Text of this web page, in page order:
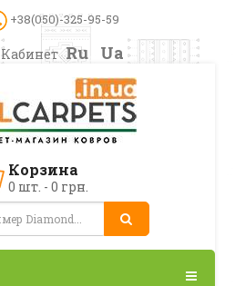
+38(050)-325-95-59
Ru Ua
Корзина
0 шт. - 0 грн.